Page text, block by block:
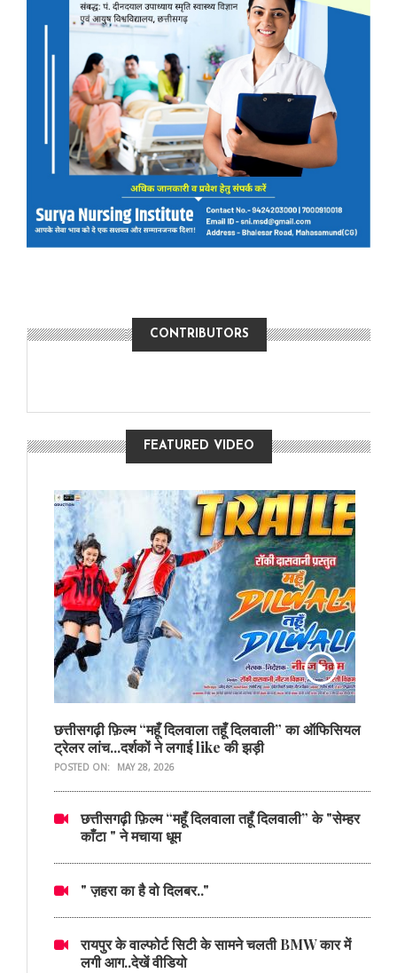
CONTRIBUTORS
FEATURED VIDEO
छत्तीसगढ़ी फ़िल्म “महूँ दिलवाला तहूँ दिलवाली” का ऑफिसियल
ट्रेलर लांच...दर्शकों ने लगाई like की झड़ी
POSTED ON: MAY 28, 2026
छत्तीसगढ़ी फ़िल्म “महूँ दिलवाला तहूँ दिलवाली” के "सेम्हर
काँटा " ने मचाया धूम
" ज़हरा का है वो दिलबर.."
रायपुर के वाल्फोर्ट सिटी के सामने चलती BMW कार में
लगी आग..देखें वीडियो